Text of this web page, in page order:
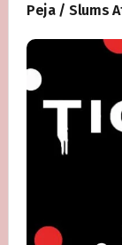
Peja / Slums